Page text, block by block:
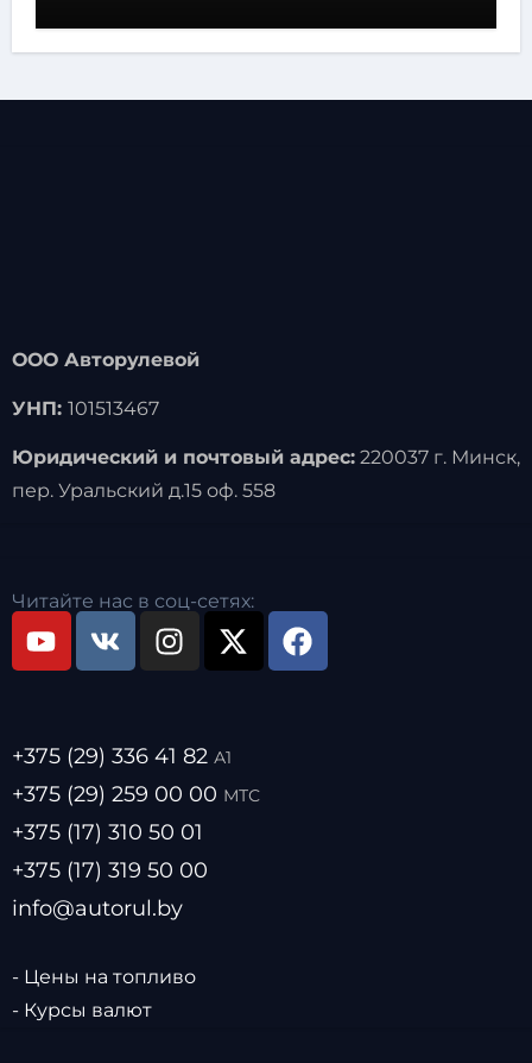
ООО Авторулевой
УНП: 101513467
Юридический и почтовый адрес:220037 г. Минск,
пер. Уральский д.15 оф. 558
Читайте нас в соц-сетях:
+375 (29) 336 41 82 А1
+375 (29) 259 00 00 МТС
+375 (17) 310 50 01
+375 (17) 319 50 00
info@autorul.by
- Цены на топливо
- Курсы валют